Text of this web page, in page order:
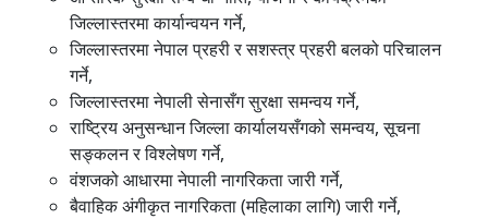
जिल्लास्तरमा कार्यान्वयन गर्ने,
जिल्लास्तरमा नेपाल प्रहरी र सशस्त्र प्रहरी बलको परिचालन
गर्ने,
जिल्लास्तरमा नेपाली सेनासँग सुरक्षा समन्वय गर्ने,
राष्ट्रिय अनुसन्धान जिल्ला कार्यालयसँगको समन्वय, सूचना
सङ्कलन र विश्लेषण गर्ने,
वंशजको आधारमा नेपाली नागरिकता जारी गर्ने,
बैवाहिक अंगीकृत नागरिकता (महिलाका लागि) जारी गर्ने,